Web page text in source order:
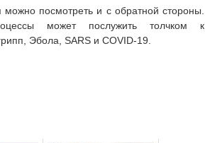
посмотреть и с обратной стороны.
может послужить толчком к
Эбола, SARS и COVID-19.